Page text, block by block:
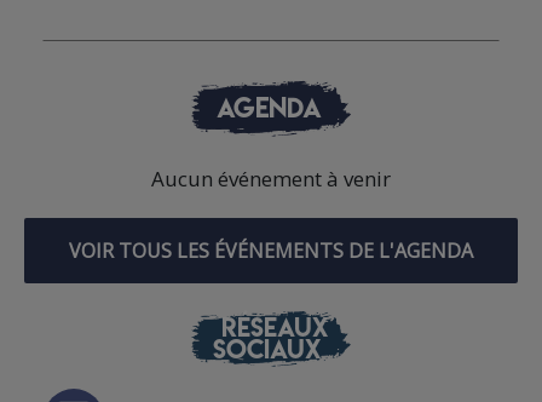
AGENDA
Aucun événement à venir
VOIR TOUS LES ÉVÉNEMENTS DE L'AGENDA
RÉSEAUX
SOCIAUX